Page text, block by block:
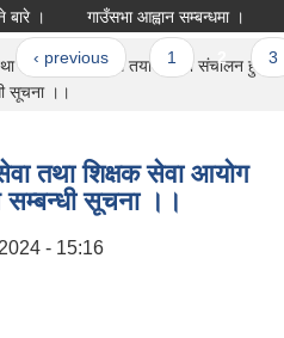
। गाउँसभा आह्वान सम्बन्धमा ।
‹ previous 1 2 3
शिक्षक सेवा आयोग तयारी कक्षा संचालन हुने
सूचना ।।
तथा शिक्षक सेवा आयोग
सम्बन्धी सूचना ।।
- 15:16